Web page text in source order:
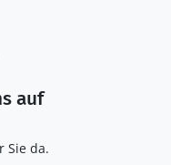
auf
Sie da.